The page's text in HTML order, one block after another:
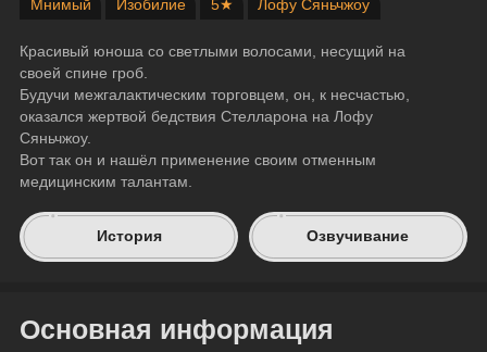
Мнимый Изобилие 5★ Лофу Сяньчжоу
Красивый юноша со светлыми волосами, несущий на
своей спине гроб.
Будучи межгалактическим торговцем, он, к несчастью,
оказался жертвой бедствия Стелларона на Лофу
Сяньчжоу.
Вот так он и нашёл применение своим отменным
медицинским талантам.
История Озвучивание
Основная информация